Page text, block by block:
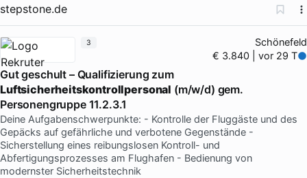
stepstone.de
Schönefeld
€ 3.840 | vor 29 T
Gut geschult – Qualifizierung zum
Luftsicherheitskontrollpersonal (m/w/d) gem.
Personengruppe 11.2.3.1
Deine Aufgabenschwerpunkte: - Kontrolle der Fluggäste und des
Gepäcks auf gefährliche und verbotene Gegenstände -
Sicherstellung eines reibungslosen Kontroll- und
Abfertigungsprozesses am Flughafen - Bedienung von
modernster Sicherheitstechnik
3